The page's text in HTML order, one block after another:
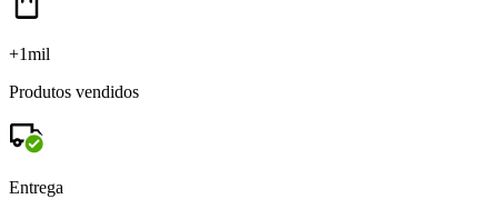
+1mil
Produtos vendidos
Entrega